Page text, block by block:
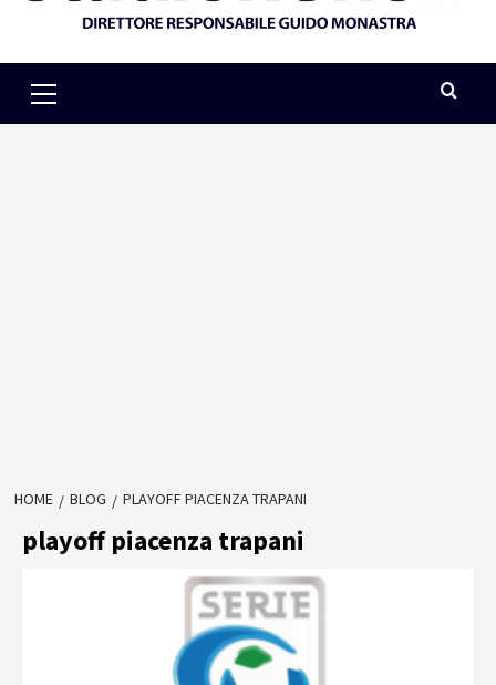
Menu
HOME BLOG PLAYOFF PIACENZA TRAPANI
playoff piacenza trapani